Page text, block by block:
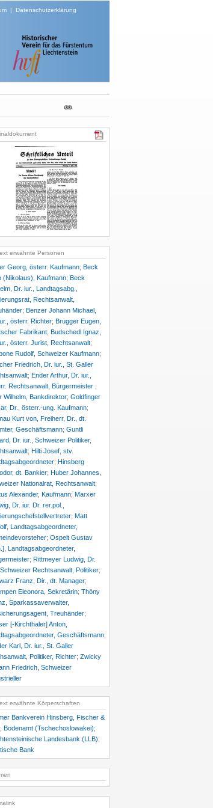
| Datenschutzerklärung
erwähnte Personen
Georg, österr. Kaufmann; Beck
(Nikolaus), Kaufmann; Beck
Dr. iur., Landtagsabg.,
Rechtsanwalt,
; Benzer Johann Michael,
österr. Richter; Brugger Eugen,
Fabrikant; Budschedl Ignaz,
österr. Jurist, Rechtsanwalt;
Rudolf, Schweizer Kaufmann;
Friedrich, Dr. iur., St. Galler
; Ender Arthur, Dr. iur.,
Rechtsanwalt, Bürgermeister ;
Wilhelm, Bankdirektor; Goldfinger
Dr., österr.-ung. Kaufmann;
Kurt von, Freiherr, Dr., dt.
Geschäftsmann; Guntli
Dr. iur., Schweizer Politiker,
; Hilti Josef, stv.
; Hinsberg
dt. Bankier; Huber Johannes,
Nationalrat, Rechtsanwalt;
Alexander, Kaufmann; Marxer
Dr. iur. Dr. rer.pol.,
; Matt
Landtagsabgeordneter,
; Ospelt Gustav
Landtagsabgeordneter,
; Rittmeyer Ludwig, Dr.
Rechtsanwalt, Politiker;
Franz, Dir., dt. Manager;
Eleonora, Sekretärin; Thöny
Sparkassaverwalter,
Treuhänder;
[-Kirchthaler] Anton,
Geschäftsmann;
Karl, Dr. iur., St. Galler
Politiker, Richter; Zwicky
Friedrich, Schweizer
erwähnte Körperschaften
Bankverein Hinsberg, Fischer &
; Bodenamt (Tschechoslowakei);
Landesbank (LLB);
Bank